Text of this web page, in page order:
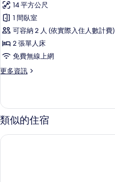
14 平方公尺
1 間臥室
可容納 2 人 (依實際入住人數計費)
2 張單人床
免費無線上網
更多資訊
更
雙
床
房
詳
類似的住宿
艾瓦萊飯店